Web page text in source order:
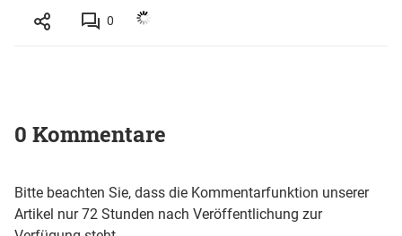
0
0 Kommentare
Bitte beachten Sie, dass die Kommentarfunktion unserer
Artikel nur 72 Stunden nach Veröffentlichung zur